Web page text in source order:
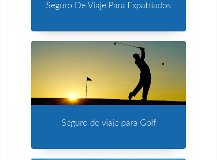
Seguro De Viaje Para Expatriados
Seguro de viaje para Golf